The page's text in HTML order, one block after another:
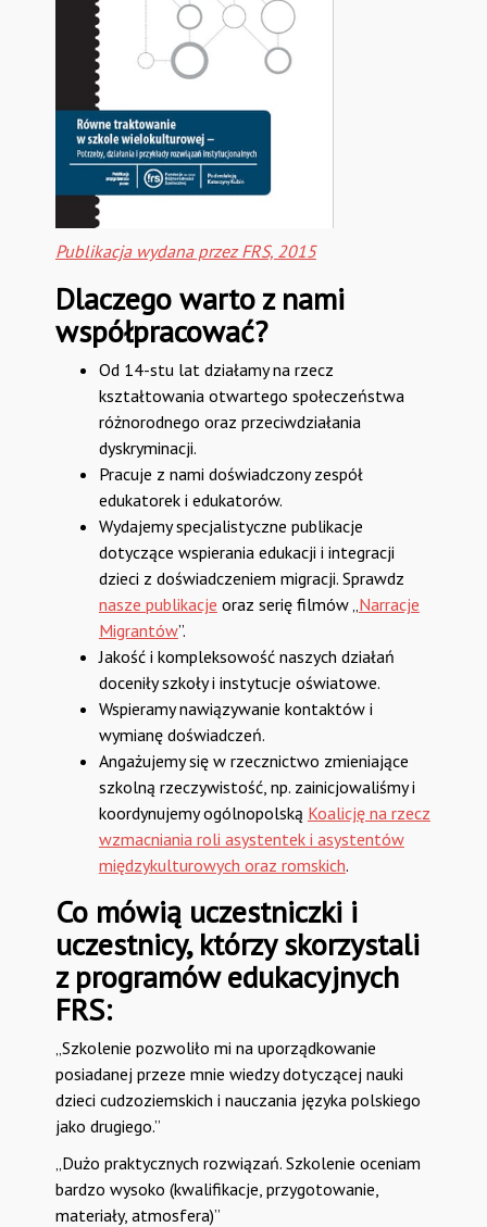
Publikacja wydana przez FRS, 2015
Dlaczego warto z nami
współpracować?
Od 14-stu lat działamy na rzecz
kształtowania otwartego społeczeństwa
różnorodnego oraz przeciwdziałania
dyskryminacji.
Pracuje z nami doświadczony zespół
edukatorek i edukatorów.
Wydajemy specjalistyczne publikacje
dotyczące wspierania edukacji i integracji
dzieci z doświadczeniem migracji. Sprawdz
nasze publikacje oraz serię filmów „ Narracje
Migrantów”.
Jakość i kompleksowość naszych działań
doceniły szkoły i instytucje oświatowe.
Wspieramy nawiązywanie kontaktów i
wymianę doświadczeń.
Angażujemy się w rzecznictwo zmieniające
szkolną rzeczywistość, np. zainicjowaliśmy i
koordynujemy ogólnopolską Koalicję na rzecz
wzmacniania roli asystentek i asystentów
międzykulturowych oraz romskich.
Co mówią uczestniczki i
uczestnicy, którzy skorzystali
z programów edukacyjnych
FRS:
„Szkolenie pozwoliło mi na uporządkowanie
posiadanej przeze mnie wiedzy dotyczącej nauki
dzieci cudzoziemskich i nauczania języka polskiego
jako drugiego.”
„Dużo praktycznych rozwiązań. Szkolenie oceniam
bardzo wysoko (kwalifikacje, przygotowanie,
materiały, atmosfera)”